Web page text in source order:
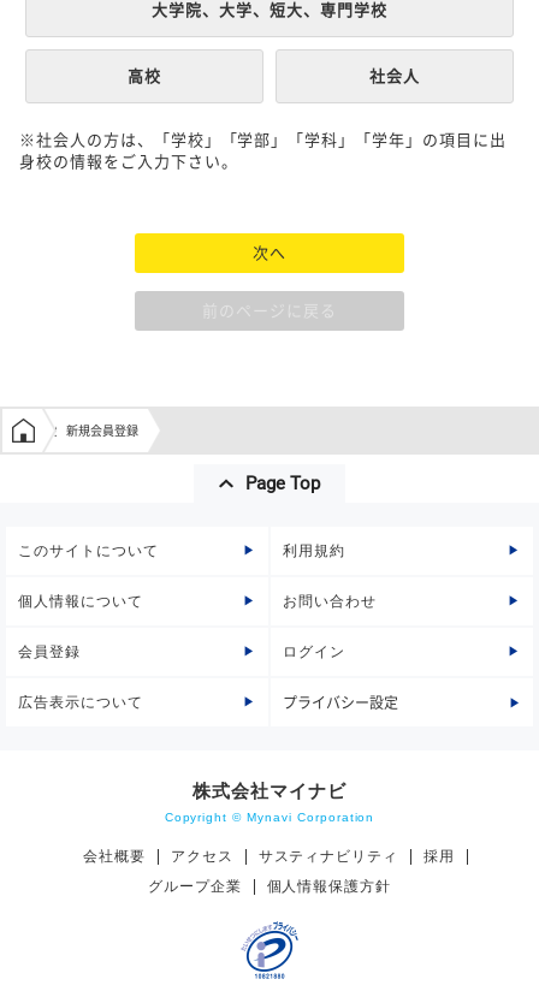
大学院、大学、短大、専門学校
高校 社会人
※社会人の方は、「学校」「学部」「学科」「学年」の項目に出
身校の情報をご入力下さい。
次へ
前のページに戻る
学生の窓口トップ
新規会員登録
Page Top
このサイトについて 利用規約
個人情報について お問い合わせ
会員登録 ログイン
広告表示について プライバシー設定
株式会社マイナビ
Copyright © Mynavi Corporation
会社概要 アクセス サスティナビリティ
採用
グループ企業
個人情報保護方針